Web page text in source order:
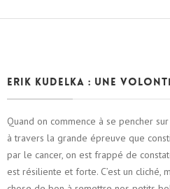
Quand on commence à se pencher
à travers la grande épreuve que
par le cancer, on est frappé de
est résiliente et forte. C’est un cliché,